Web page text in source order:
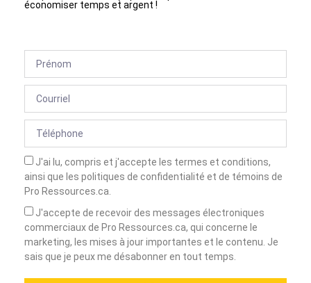
économiser temps et argent !
J'ai lu, compris et j'accepte les termes et conditions,
ainsi que les politiques de confidentialité et de témoins de
Pro Ressources.ca.
J'accepte de recevoir des messages électroniques
commerciaux de Pro Ressources.ca, qui concerne le
marketing, les mises à jour importantes et le contenu. Je
sais que je peux me désabonner en tout temps.